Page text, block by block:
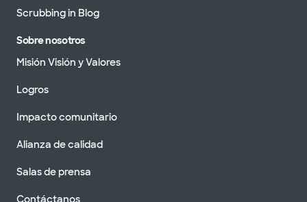
Scrubbing in Blog
Sobre nosotros
Misión Visión y Valores
Logros
Impacto comunitario
Alianza de calidad
Salas de prensa
Contáctanos